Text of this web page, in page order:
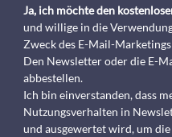
Ja, ich möchte den
und willige in die
Zweck des E-Mail-
Den Newsletter oder die E-
abbestellen.
Ich bin einverstanden, dass
Nutzungsverhalten in
und ausgewertet wird, um